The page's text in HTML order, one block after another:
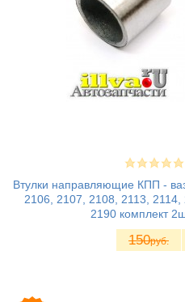
Втулки направляющие КПП -
2106, 2107, 2108, 2113,
2190 комплект
150руб.